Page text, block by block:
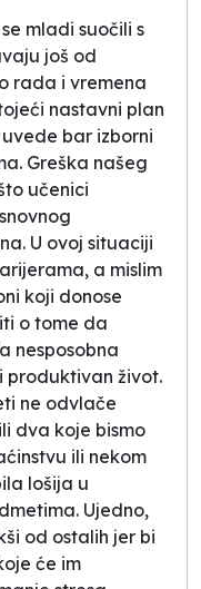
mladi suočili s
još od
rada i vremena
nastavni plan
bar izborni
Greška našeg
učenici
U ovoj situaciji
a mislim
koji donose
o tome da
nesposobna
produktivan život.
ne odvlače
dva koje bismo
ili nekom
lošija u
Ujedno,
od ostalih jer bi
će im